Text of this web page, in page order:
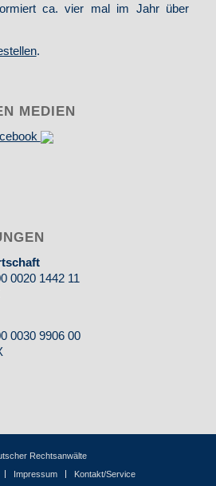
ca. vier mal im Jahr über
.
MEDIEN
0020 1442 11
0030 9906 00
Rechtsanwälte
Impressum Kontakt/Service